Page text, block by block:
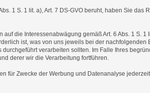
1 S. 1 lit. a), Art. 7 DS-GVO beruht, haben Sie
die Interessenabwägung gemäß Art. 6 Abs. 1 S.
ist, was von uns jeweils bei der
verarbeiten sollten. Im Falle Ihres
derer wir die Verarbeitung fortführen.
für Zwecke der Werbung und Datenanalyse